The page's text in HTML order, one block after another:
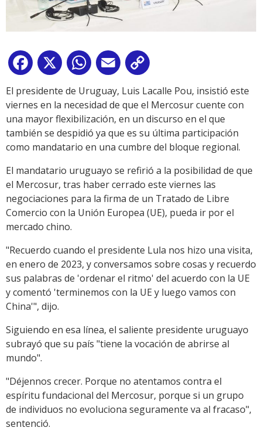
Facebook
X WhatsApp
Email
Link
El presidente de Uruguay, Luis Lacalle Pou, insistió este
viernes en la necesidad de que el Mercosur cuente con
una mayor flexibilización, en un discurso en el que
también se despidió ya que es su última participación
como mandatario en una cumbre del bloque regional.
El mandatario uruguayo se refirió a la posibilidad de que
el Mercosur, tras haber cerrado este viernes las
negociaciones para la firma de un Tratado de Libre
Comercio con la Unión Europea (UE), pueda ir por el
mercado chino.
"Recuerdo cuando el presidente Lula nos hizo una visita,
en enero de 2023, y conversamos sobre cosas y recuerdo
sus palabras de 'ordenar el ritmo' del acuerdo con la UE
y comentó 'terminemos con la UE y luego vamos con
China'", dijo.
Siguiendo en esa línea, el saliente presidente uruguayo
subrayó que su país "tiene la vocación de abrirse al
mundo".
"Déjennos crecer. Porque no atentamos contra el
espíritu fundacional del Mercosur, porque si un grupo
de individuos no evoluciona seguramente va al fracaso",
sentenció.